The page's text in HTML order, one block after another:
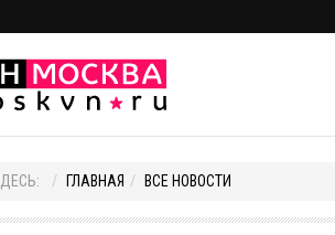
ГЛАВНАЯ ВСЕ НОВОСТИ